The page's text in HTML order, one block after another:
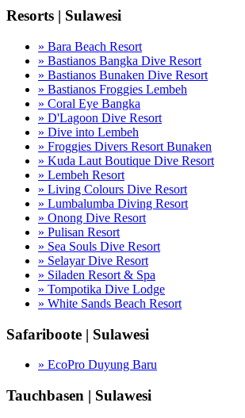
Resorts | Sulawesi
» Bara Beach Resort
» Bastianos Bangka Dive Resort
» Bastianos Bunaken Dive Resort
» Bastianos Froggies Lembeh
» Coral Eye Bangka
» D'Lagoon Dive Resort
» Dive into Lembeh
» Froggies Divers Resort Bunaken
» Kuda Laut Boutique Dive Resort
» Lembeh Resort
» Living Colours Dive Resort
» Lumbalumba Diving Resort
» Onong Dive Resort
» Pulisan Resort
» Sea Souls Dive Resort
» Selayar Dive Resort
» Siladen Resort & Spa
» Tompotika Dive Lodge
» White Sands Beach Resort
Safariboote | Sulawesi
» EcoPro Duyung Baru
Tauchbasen | Sulawesi